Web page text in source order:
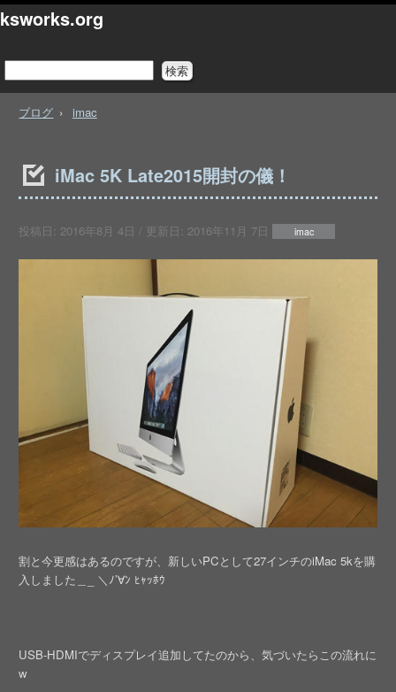
ksworks.org
ブログ imac
iMac 5K Late2015開封の儀！
投稿日: 2016年8月 4日 / 更新日: 2016年11月 7日 imac
割と今更感はあるのですが、新しいPCとして27インチのiMac 5kを購
入しました＿_ ＼ﾉ’∀ﾝ ﾋｬｯﾎｳ
USB-HDMIでディスプレイ追加してたのから、気づいたらこの流れに
w